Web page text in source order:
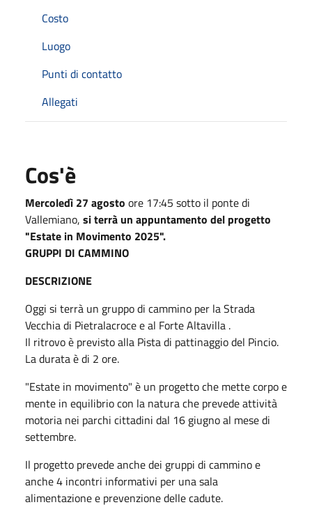
Costo
Luogo
Punti di contatto
Allegati
Cos'è
Mercoledì 27 agosto ore 17:45 sotto il ponte di
Vallemiano, si terrà un appuntamento del progetto
"Estate in Movimento 2025".
GRUPPI DI CAMMINO
DESCRIZIONE
Oggi si terrà un gruppo di cammino per la Strada
Vecchia di Pietralacroce e al Forte Altavilla .
Il ritrovo è previsto alla Pista di pattinaggio del Pincio.
La durata è di 2 ore.
"Estate in movimento" è un progetto che mette corpo e
mente in equilibrio con la natura che prevede attività
motoria nei parchi cittadini dal 16 giugno al mese di
settembre.
Il progetto prevede anche dei gruppi di cammino e
anche 4 incontri informativi per una sala
alimentazione e prevenzione delle cadute.